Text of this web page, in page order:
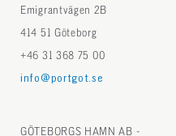
Emigrantvägen 2B
414 51 Göteborg
+46 31 368 75 00
info@portgot.se
GÖTEBORGS HAMN AB -